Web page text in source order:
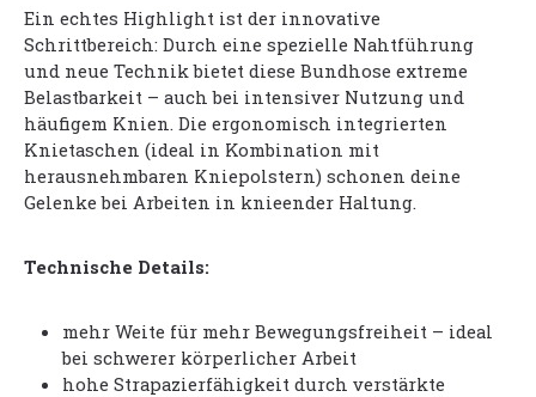
Ein echtes Highlight ist der innovative
Schrittbereich: Durch eine spezielle Nahtführung
und neue Technik bietet diese Bundhose extreme
Belastbarkeit – auch bei intensiver Nutzung und
häufigem Knien. Die ergonomisch integrierten
Knietaschen (ideal in Kombination mit
herausnehmbaren Kniepolstern) schonen deine
Gelenke bei Arbeiten in knieender Haltung.
Technische Details:
mehr Weite für mehr Bewegungsfreiheit – ideal
bei schwerer körperlicher Arbeit
hohe Strapazierfähigkeit durch verstärkte